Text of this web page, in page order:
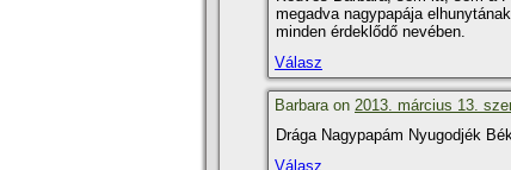
megadva nagypapája
minden érdeklődő nevében.
Válasz
Barbara on 2013. március 13.
Drága Nagypapám Nyugodjék
Válasz